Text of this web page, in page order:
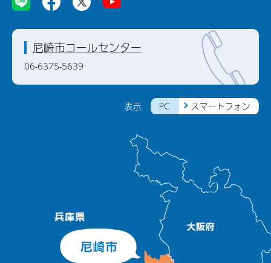
表示 PC スマートフォン
尼崎市コールセンター
06-6375-5639